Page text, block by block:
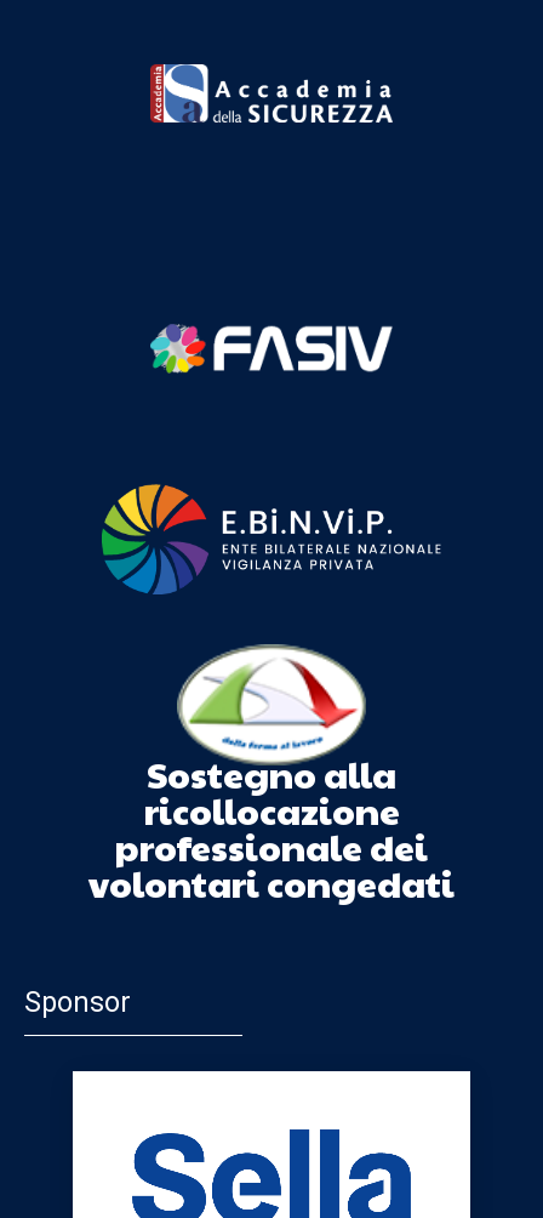
Sostegno alla
ricollocazione
professionale dei
volontari congedati
Sponsor